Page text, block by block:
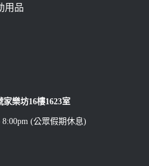
用品
樂坊16樓1623室
8:00pm (公眾假期休息)